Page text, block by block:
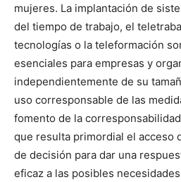
mujeres. La implantación de
del tiempo de trabajo, el
tecnologías o la teleformación
esenciales para empresas y
independientemente de su
uso corresponsable de las
fomento de la
que resulta primordial el acceso
de decisión para dar una
eficaz a las posibles